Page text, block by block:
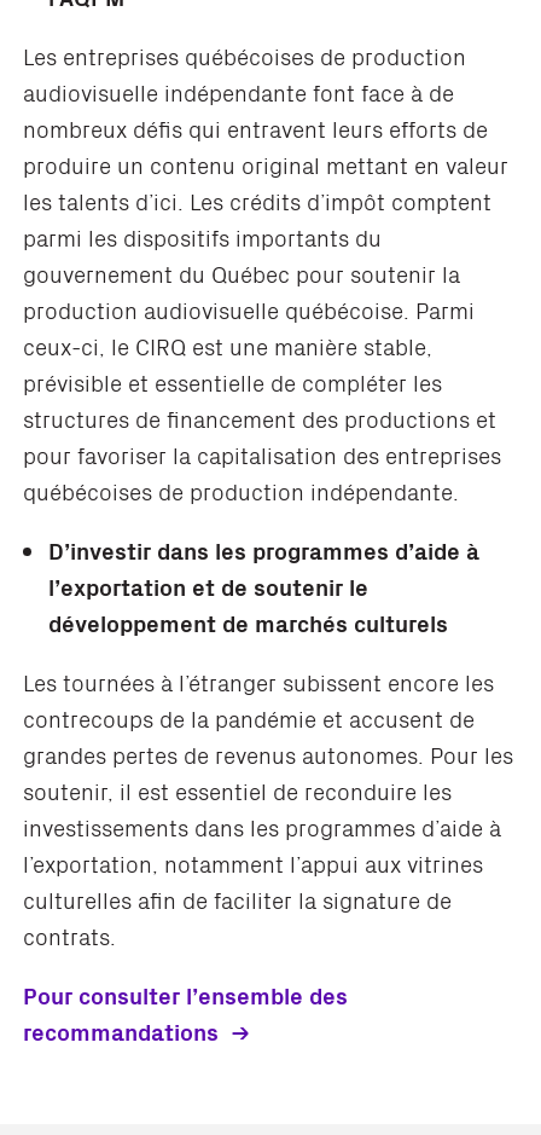
Les entreprises québécoises de production
audiovisuelle indépendante font face à de
nombreux défis qui entravent leurs efforts de
produire un contenu original mettant en valeur
les talents d’ici. Les crédits d’impôt comptent
parmi les dispositifs importants du
gouvernement du Québec pour soutenir la
production audiovisuelle québécoise. Parmi
ceux-ci, le CIRQ est une manière stable,
prévisible et essentielle de compléter les
structures de financement des productions et
pour favoriser la capitalisation des entreprises
québécoises de production indépendante.
D’investir dans les programmes d’aide à
l’exportation et de soutenir le
développement de marchés culturels
Les tournées à l’étranger subissent encore les
contrecoups de la pandémie et accusent de
grandes pertes de revenus autonomes. Pour les
soutenir, il est essentiel de reconduire les
investissements dans les programmes d’aide à
l’exportation, notamment l’appui aux vitrines
culturelles afin de faciliter la signature de
contrats.
Pour consulter l’ensemble des
recommandations